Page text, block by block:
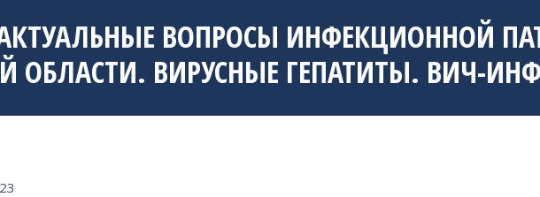
ВОПРОСЫ ИНФЕКЦИОННОЙ
ОБЛАСТИ. ВИРУСНЫЕ ГЕПАТИТЫ. ВИЧ-